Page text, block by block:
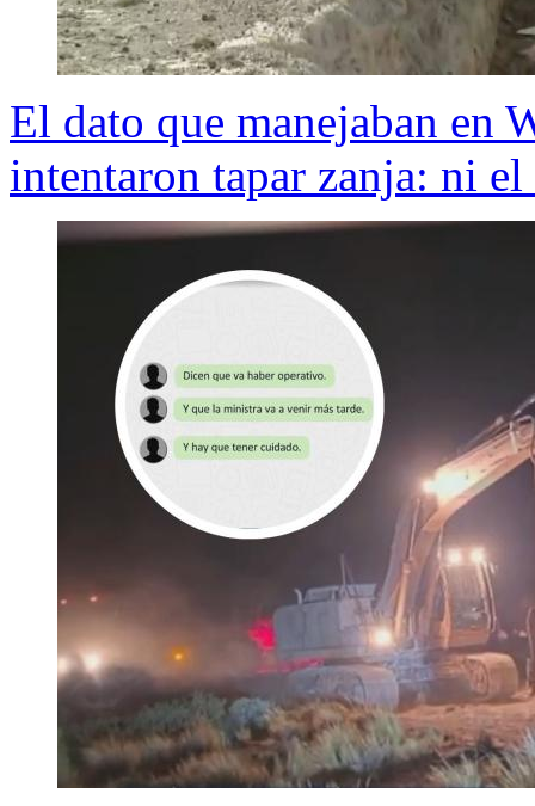
El dato que manejaban en
intentaron tapar zanja: ni